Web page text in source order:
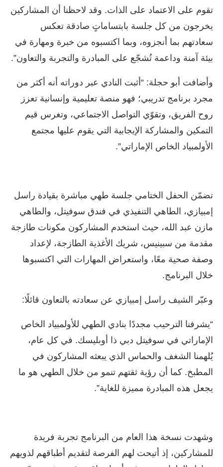
تقوم على الاعتماد على الذات. وقد لاحظنا أن المشاركين
يخرجون من كل جلسة بابتساماتٍ صادقة تعكس
سعادتهم بما أنجزوه، وبما اكتسبوه من خبرة ومهارة في
بيئة آمنة وداعمة تُشجّع على المبادرة والتجربة والتعاون”.
وأضافت أبو حجلة: “أثبت النادي عبر دوراته أنه أكثر من
مجرد برنامج تدريبي؛ فهو منصة تعليمية وإنسانية تعزز
روح الفريق، وتقوّي التواصل الاجتماعي، وتغرس قيم
التمكين والمشاركة الإيجابية التي يقوم عليها مجتمع
الأولمبياد الخاص الإماراتي”.
تضمّن الحفل الختامي جلسة طهي مباشرة بقيادة راسل
إمبيازي، الطاهي التنفيذي في فندق سوفيتل، والطاهي
مازن عبد الله، حيث استخدم المشاركون مكونات طازجة
مقدمة من سبينيس، شريك الأغذية الطازجة، لإعداد
وصفة صحية معًا، واستعراض المهارات التي اكتسبوها
خلال البرنامج.
وعبّر الشيف راسل إمبيازي عن سعادته بالتعاون قائلًا:
“يشرفنا الترحيب مجددًا بنادي الطهي للأولمبياد الخاص
الإماراتي في سوفيتل دبي ذا أوبليسك. في كل عام،
يُلهمنا الشغف والحماس الذي يبعثه المشاركون في
المطبخ. كما أن رؤية ثقتهم تنمو من خلال الطهي هو ما
يجعل هذه المبادرة مميزة للغاية”.
وشهدت نسخة هذا العام من البرنامج تجربة فريدة
للمشاركين، إذ أتيحت لهم الفرصة لتقديم أطباقهم لذويهم